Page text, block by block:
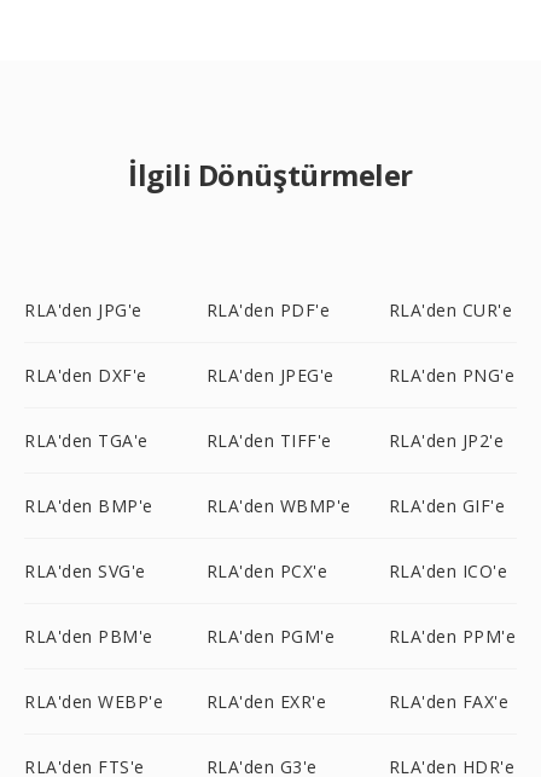
İlgili Dönüştürmeler
RLA'den JPG'e RLA'den PDF'e RLA'den CUR'e
RLA'den DXF'e RLA'den JPEG'e RLA'den PNG'e
RLA'den TGA'e RLA'den TIFF'e RLA'den JP2'e
RLA'den BMP'e RLA'den WBMP'e RLA'den GIF'e
RLA'den SVG'e RLA'den PCX'e RLA'den ICO'e
RLA'den PBM'e RLA'den PGM'e RLA'den PPM'e
RLA'den WEBP'e RLA'den EXR'e RLA'den FAX'e
RLA'den FTS'e RLA'den G3'e RLA'den HDR'e